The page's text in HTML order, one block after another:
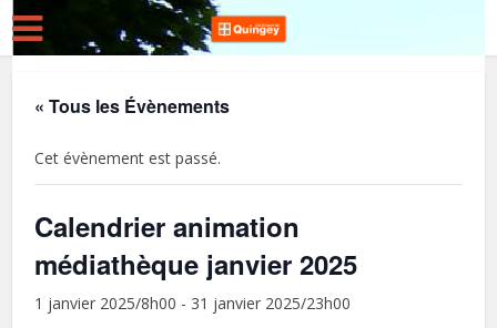
« Tous les Évènements
Cet évènement est passé.
Calendrier animation
médiathèque janvier 2025
1 janvier 2025/8h00 - 31 janvier 2025/23h00